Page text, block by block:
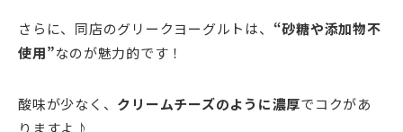
さらに、同店のグリークヨーグルトは、 “砂糖や添加物不
使用”なのが魅力的です！
酸味が少なく、 クリームチーズのように濃厚でコクがあ
りますよ♪